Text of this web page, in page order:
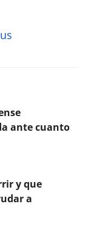
ante cuanto
y que
a